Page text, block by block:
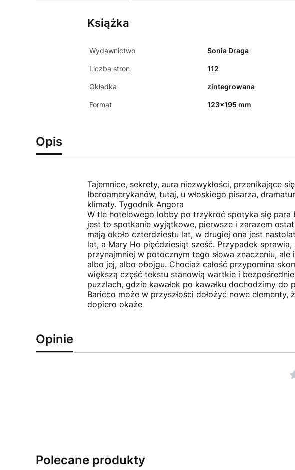
Książka
Wydawnictwo Sonia Draga
Liczba stron 112
Okładka zintegrowana
Format 123x195 mm
Opis
Tajemnice, sekrety, aura niezwykłości, przenikające
Iberoamerykanów, tutaj, u włoskiego pisarza,
klimaty. Tygodnik Angora
W tle hotelowego lobby po trzykroć spotyka się para
jest to spotkanie wyjątkowe, pierwsze i zarazem
mają około czterdziestu lat, w drugiej ona jest
lat, a Mary Ho pięćdziesiąt sześć. Przypadek
przynajmniej w potocznym tego słowa znaczeniu,
albo jej, albo obojgu. Chociaż całość przypomina
większą część tekstu stanowią wartkie i
puzzlach, gdzie kawałek po kawałku dochodzimy
Baricco może w przyszłości dołożyć nowe
dopiero okaże
Opinie
Polecane produkty